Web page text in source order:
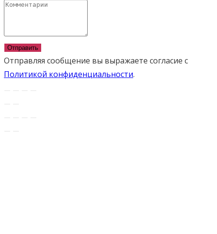
Отправить
Отправляя сообщение вы выражаете согласие с
Политикой конфиденциальности.